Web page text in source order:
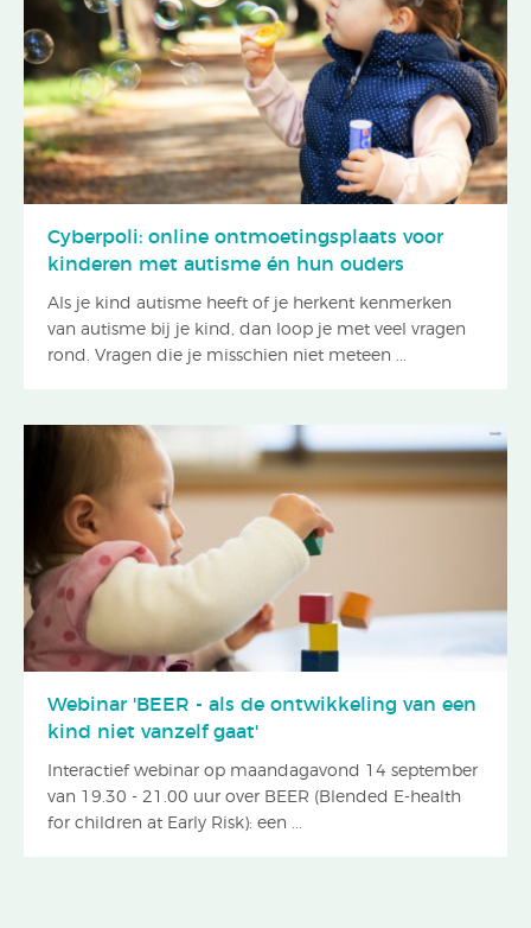
Cyberpoli: online ontmoetingsplaats voor
kinderen met autisme én hun ouders
Als je kind autisme heeft of je herkent kenmerken
van autisme bij je kind, dan loop je met veel vragen
rond. Vragen die je misschien niet meteen ...
Webinar 'BEER - als de ontwikkeling van een
kind niet vanzelf gaat'
Interactief webinar op maandagavond 14 september
van 19.30 - 21.00 uur over BEER (Blended E-health
for children at Early Risk): een ...